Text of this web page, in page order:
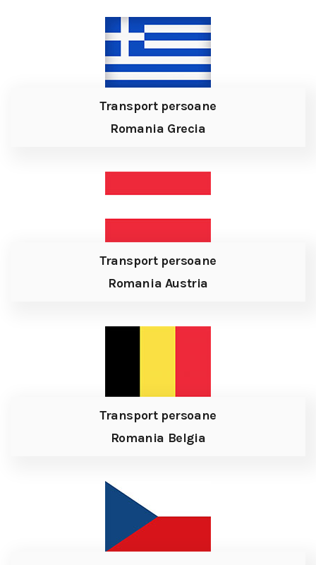
Transport persoane
Romania Grecia
Transport persoane
Romania Austria
Transport persoane
Romania Belgia